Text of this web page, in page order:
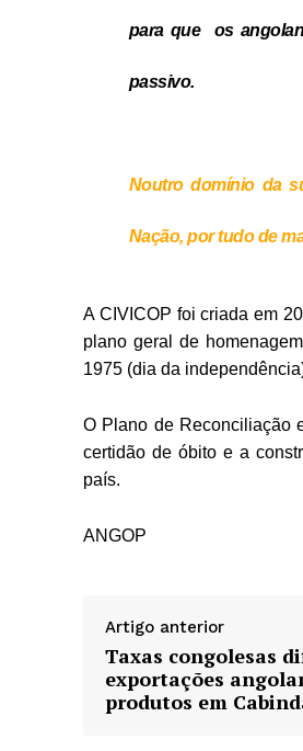
para que os
passivo.
Noutro domínio da
Nação, por tudo de
A CIVICOP foi criada em
plano geral de
1975 (dia da
O Plano de Reconciliação
certidão de óbito e a
país.
ANGOP
Artigo anterior
Taxas congolesas
exportações
produtos em